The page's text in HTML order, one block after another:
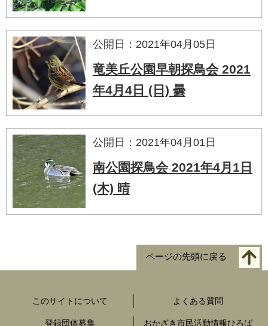
公開日：2021年04月05日
竜美丘公園早朝探鳥会 2021
年4月4日 (日) 曇
公開日：2021年04月01日
南公園探鳥会 2021年4月1日
(木) 晴
ページの先頭に戻る
このサイトについて よくある質問
登録団体募集 おかざき市民活動情報ひろば